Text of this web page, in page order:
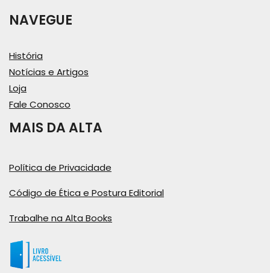
NAVEGUE
História
Notícias e Artigos
Loja
Fale Conosco
MAIS DA ALTA
Política de Privacidade
Código de Ética e Postura Editorial
Trabalhe na Alta Books